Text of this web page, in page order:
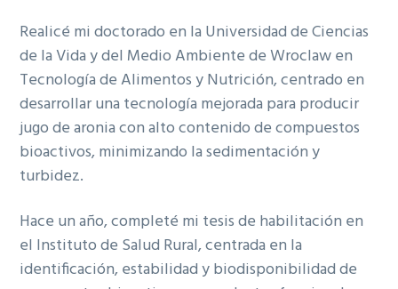
Realicé mi doctorado en la Universidad de Ciencias
de la Vida y del Medio Ambiente de Wroclaw en
Tecnología de Alimentos y Nutrición, centrado en
desarrollar una tecnología mejorada para producir
jugo de aronia con alto contenido de compuestos
bioactivos, minimizando la sedimentación y
turbidez.
Hace un año, completé mi tesis de habilitación en
el Instituto de Salud Rural, centrada en la
identificación, estabilidad y biodisponibilidad de